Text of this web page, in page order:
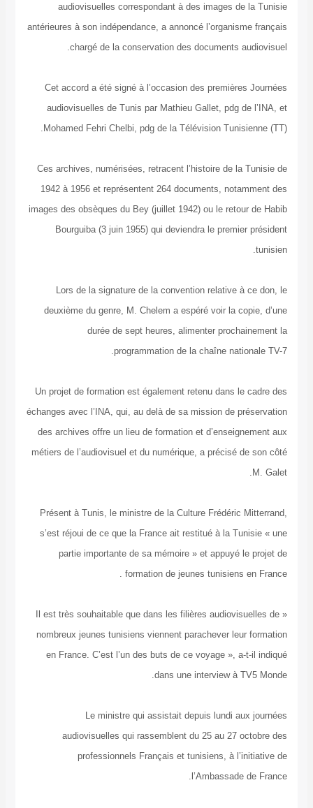
audiovisuelles correspondant à des images de la Tunisie
antérieures à son indépendance, a annoncé l’organisme français
chargé de la conservation des documents audiovisuel.
Cet accord a été signé à l’occasion des premières Journées
audiovisuelles de Tunis par Mathieu Gallet, pdg de l’INA, et
Mohamed Fehri Chelbi, pdg de la Télévision Tunisienne (TT).
Ces archives, numérisées, retracent l’histoire de la Tunisie de
1942 à 1956 et représentent 264 documents, notamment des
images des obsèques du Bey (juillet 1942) ou le retour de Habib
Bourguiba (3 juin 1955) qui deviendra le premier président
tunisien.
Lors de la signature de la convention relative à ce don, le
deuxième du genre, M. Chelem a espéré voir la copie, d’une
durée de sept heures, alimenter prochainement la
programmation de la chaîne nationale TV-7.
Un projet de formation est également retenu dans le cadre des
échanges avec l’INA, qui, au delà de sa mission de préservation
des archives offre un lieu de formation et d’enseignement aux
métiers de l’audiovisuel et du numérique, a précisé de son côté
M. Galet.
Présent à Tunis, le ministre de la Culture Frédéric Mitterrand,
s’est réjoui de ce que la France ait restitué à la Tunisie « une
partie importante de sa mémoire » et appuyé le projet de
formation de jeunes tunisiens en France .
« Il est très souhaitable que dans les filières audiovisuelles de
nombreux jeunes tunisiens viennent parachever leur formation
en France. C’est l’un des buts de ce voyage », a-t-il indiqué
dans une interview à TV5 Monde.
Le ministre qui assistait depuis lundi aux journées
audiovisuelles qui rassemblent du 25 au 27 octobre des
professionnels Français et tunisiens, à l’initiative de
l’Ambassade de France.